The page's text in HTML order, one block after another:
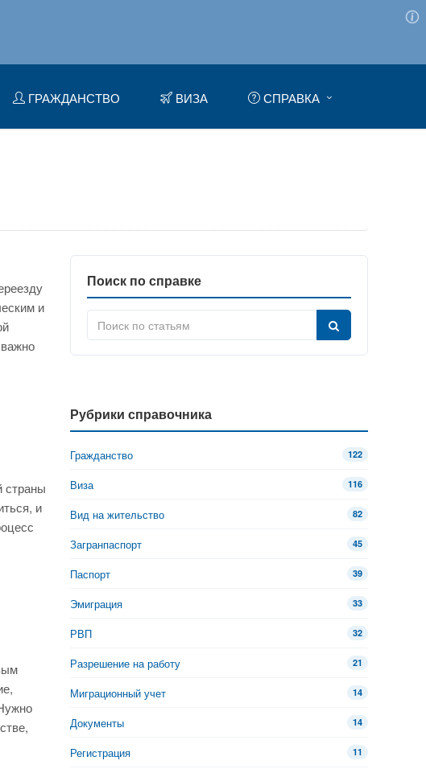
ГРАЖДАНСТВО ВИЗА СПРАВКА
и
страны
и
Поиск по справке
Рубрики справочника
Гражданство 122
Виза 116
Вид на жительство 82
Загранпаспорт 45
Паспорт 39
Эмиграция 33
РВП 32
Разрешение на работу 21
Миграционный учет 14
Документы 14
Регистрация 11